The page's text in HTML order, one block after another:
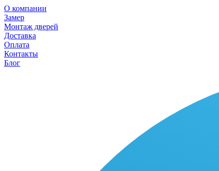
О компании
Замер
Монтаж дверей
Доставка
Оплата
Контакты
Блог